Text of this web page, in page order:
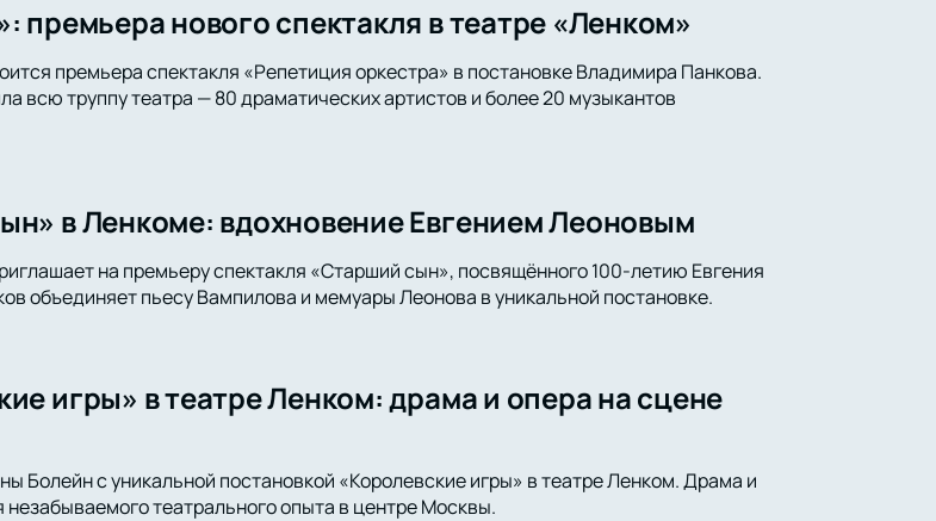
премьера нового спектакля в театре «Ленком»
премьера спектакля «Репетиция оркестра» в постановке Владимира Панкова.
всю труппу театра — 80 драматических артистов и более 20 музыкантов
в Ленкоме: вдохновение Евгением Леоновым
на премьеру спектакля «Старший сын», посвящённого 100-летию Евгения
объединяет пьесу Вампилова и мемуары Леонова в уникальной постановке.
игры» в театре Ленком: драма и опера на сцене
Болейн с уникальной постановкой «Королевские игры» в театре Ленком. Драма и
театрального опыта в центре Москвы.